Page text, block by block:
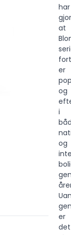
har
at
er
og
i
og
er
det